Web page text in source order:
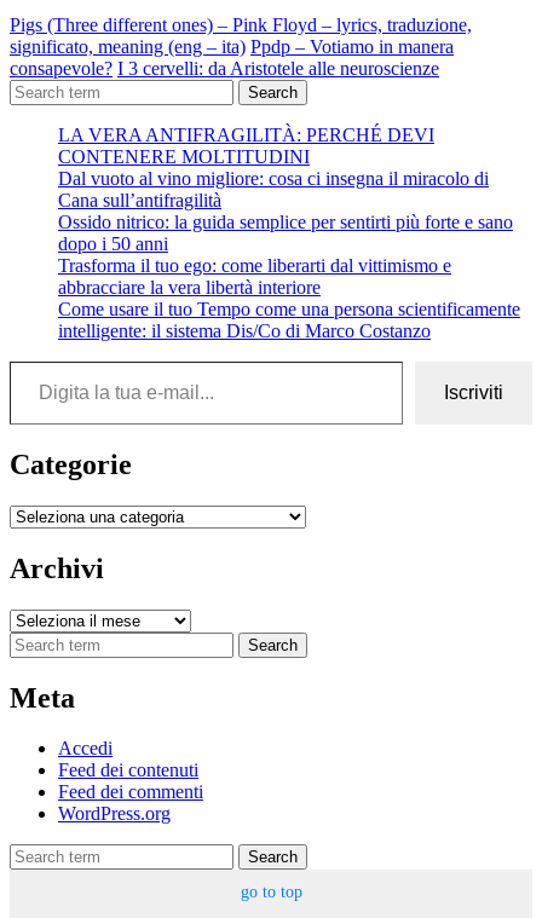
Pigs (Three different ones) – Pink Floyd – lyrics, traduzione,
significato, meaning (eng – ita) Ppdp – Votiamo in manera
consapevole? I 3 cervelli: da Aristotele alle neuroscienze
Search
LA VERA ANTIFRAGILITÀ: PERCHÉ DEVI
CONTENERE MOLTITUDINI
Dal vuoto al vino migliore: cosa ci insegna il miracolo di
Cana sull’antifragilità
Ossido nitrico: la guida semplice per sentirti più forte e sano
dopo i 50 anni
Trasforma il tuo ego: come liberarti dal vittimismo e
abbracciare la vera libertà interiore
Come usare il tuo Tempo come una persona scientificamente
intelligente: il sistema Dis/Co di Marco Costanzo
Digita la tua e-mail...
Iscriviti
Categorie
Categorie
Archivi
Archivi
Search
Meta
Accedi
Feed dei contenuti
Feed dei commenti
WordPress.org
Search
go to top